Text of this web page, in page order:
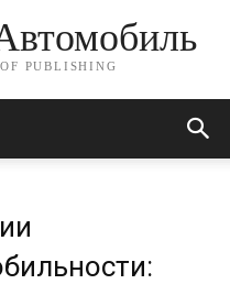
PUBLISHING